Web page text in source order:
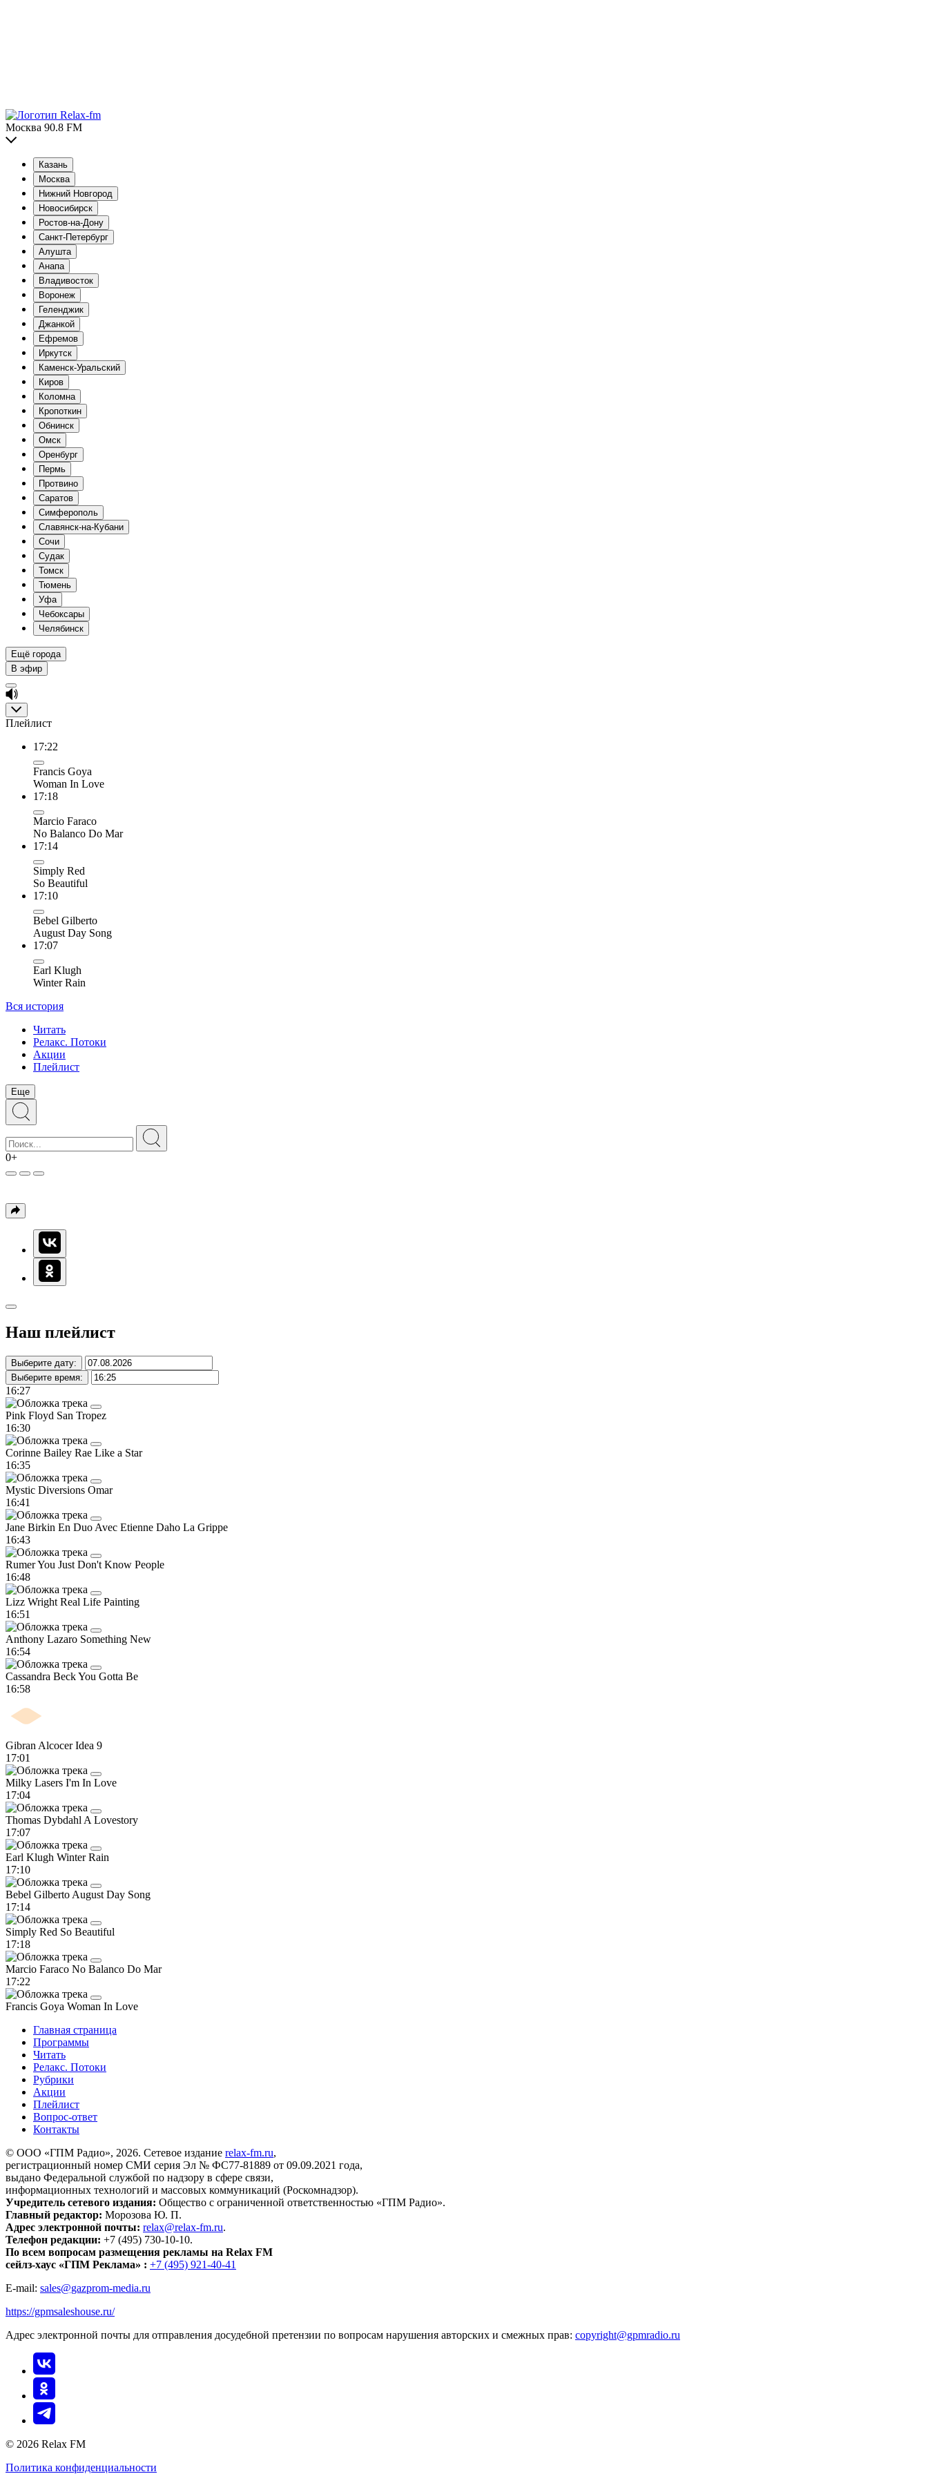
Москва 90.8 FM
Казань
Москва
Нижний Новгород
Новосибирск
Ростов-на-Дону
Санкт-Петербург
Алушта
Анапа
Владивосток
Воронеж
Геленджик
Джанкой
Ефремов
Иркутск
Каменск-Уральский
Киров
Коломна
Кропоткин
Обнинск
Омск
Оренбург
Пермь
Протвино
Саратов
Симферополь
Славянск-на-Кубани
Сочи
Судак
Томск
Тюмень
Уфа
Чебоксары
Челябинск
Ещё города
В эфир
Плейлист
17:22
Francis Goya
Woman In Love
17:18
Marcio Faraco
No Balanco Do Mar
17:14
Simply Red
So Beautiful
17:10
Bebel Gilberto
August Day Song
17:07
Earl Klugh
Winter Rain
Вся история
Читать
Релакс. Потоки
Акции
Плейлист
Еще
0+
Наш плейлист
Выберите дату:
Выберите время:
16:27
Pink Floyd San Tropez
16:30
Corinne Bailey Rae Like a Star
16:35
Mystic Diversions Omar
16:41
Jane Birkin En Duo Avec Etienne Daho La Grippe
16:43
RumerYou Just Don't Know People
16:48
Lizz Wright Real Life Painting
16:51
Anthony Lazaro Something New
16:54
Cassandra BeckYou Gotta Be
16:58
Gibran AlcocerIdea 9
17:01
Milky Lasers I'm In Love
17:04
Thomas Dybdahl A Lovestory
17:07
Earl Klugh Winter Rain
17:10
Bebel Gilberto August Day Song
17:14
Simply Red So Beautiful
17:18
Marcio Faraco No Balanco Do Mar
17:22
Francis Goya Woman In Love
Главная страница
Программы
Читать
Релакс. Потоки
Рубрики
Акции
Плейлист
Вопрос-ответ
Контакты
© ООО «ГПМ Радио», 2026. Сетевое издание relax-fm.ru,
регистрационный номер СМИ серия Эл № ФС77-81889 от 09.09.2021 года,
выдано Федеральной службой по надзору в сфере связи,
информационных технологий и массовых коммуникаций (Роскомнадзор).
Учредитель сетевого издания: Общество с ограниченной ответственностью «ГПМ Радио».
Главный редактор: Морозова Ю. П.
Адрес электронной почты: relax@relax-fm.ru.
Телефон редакции: +7 (495) 730-10-10.
По всем вопросам размещения рекламы на Relax FM
сейлз-хаус «ГПМ Реклама» : +7 (495) 921-40-41
E-mail: sales@gazprom-media.ru
https://gpmsaleshouse.ru/
Адрес электронной почты для отправления досудебной претензии по вопросам нарушения авторских и смежных прав: copyright@gpmradio.ru
© 2026 Relax FM
Политика конфиденциальности